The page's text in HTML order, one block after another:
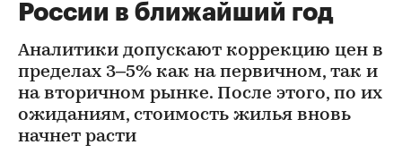
России в ближайший год
Аналитики допускают коррекцию цен в
пределах 3–5% как на первичном, так и
на вторичном рынке. После этого, по их
ожиданиям, стоимость жилья вновь
начнет расти